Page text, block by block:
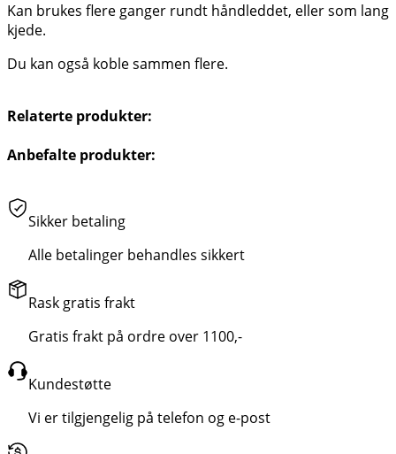
Kan brukes flere ganger rundt håndleddet, eller som lang
kjede.
Du kan også koble sammen flere.
Relaterte produkter:
Anbefalte produkter:
Sikker betaling
Alle betalinger behandles sikkert
Rask gratis frakt
Gratis frakt på ordre over 1100,-
Kundestøtte
Vi er tilgjengelig på telefon og e-post